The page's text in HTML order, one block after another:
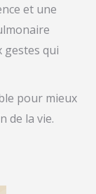
et une
gestes qui
pour mieux
de la vie.